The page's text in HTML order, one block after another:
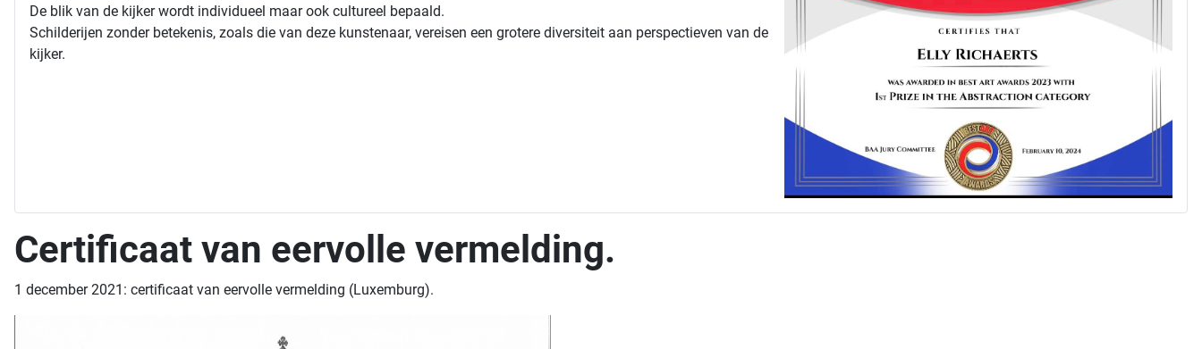
De blik van de kijker wordt individueel maar ook cultureel bepaald.
Schilderijen zonder betekenis, zoals die van deze kunstenaar, vereisen een grotere diversiteit aan perspectieven van de
kijker.
Certificaat van eervolle vermelding.
1 december 2021: certificaat van eervolle vermelding (Luxemburg).